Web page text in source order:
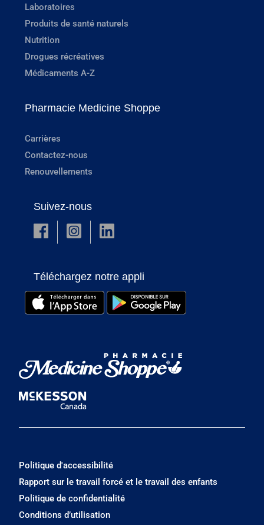
Laboratoires
Produits de santé naturels
Nutrition
Drogues récréatives
Médicaments A-Z
Pharmacie Medicine Shoppe
Carrières
Contactez-nous
Renouvellements
Suivez-nous
Téléchargez notre appli
Politique d'accessibilité
Rapport sur le travail forcé et le travail des enfants
Politique de confidentialité
Conditions d’utilisation